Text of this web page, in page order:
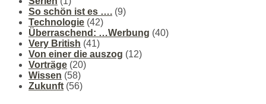
So schön ist es …. (9)
Technologie (42)
Überraschend: …Werbung (40)
Very British (41)
Von einer die auszog (12)
Vorträge (20)
Wissen (58)
Zukunft (56)